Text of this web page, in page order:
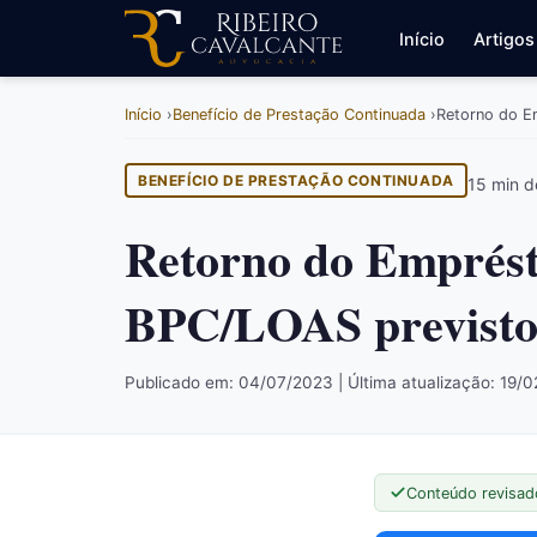
Início Artigos
Início Benefício de Prestação Continuada Retorno do
BENEFÍCIO DE PRESTAÇÃO CONTINUADA 15 min
Retorno do
BPC/LOAS
Publicado em: 04/07/2023 | Última atualização: 19/
Conteúdo